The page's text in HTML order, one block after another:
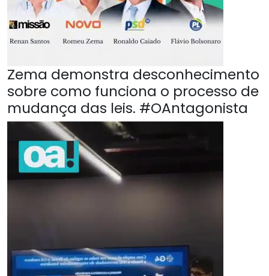
Zema demonstra desconhecimento
sobre como funciona o processo de
mudança das leis. #OAntagonista